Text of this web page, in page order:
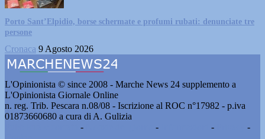
Porto Sant’Elpidio, borse schermate e profumi rubati: denunciate tre
persone
Cronaca 9 Agosto 2026
L'Opinionista © since 2008 - Marche News 24 supplemento a
L'Opinionista Giornale Online
n. reg. Trib. Pescara n.08/08 - Iscrizione al ROC n°17982 - p.iva
01873660680 a cura di A. Gulizia
- - -
-